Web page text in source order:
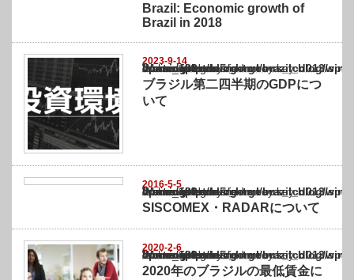
Brazil: Economic growth of
Brazil in 2018
2023-9-14
Warning
: Undefined array key "show_category" in
/home/netst/kuno-cpa.co.jp/public_html/brazil_blog/wp-content/themes/
on line183
ブラジル第二四半期のGDPにつ
いて
2016-5-5
Warning
: Undefined array key "show_category" in
/home/netst/kuno-cpa.co.jp/public_html/brazil_blog/wp-content/themes/
on line183
SISCOMEX・RADARについて
2020-2-6
Warning
: Undefined array key "show_category" in
/home/netst/kuno-cpa.co.jp/public_html/brazil_blog/wp-content/themes/
on line183
2020年のブラジルの最低賃金に